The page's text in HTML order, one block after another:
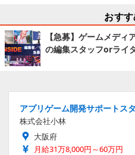
おす
【急募】ゲームメディ
の編集スタッフorライ
アプリゲーム開発サポートス
株式会社小林
大阪府
月給31万8,000円～60万円